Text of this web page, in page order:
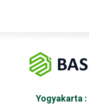
Yogyakarta :